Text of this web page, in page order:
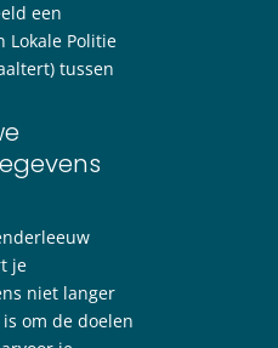
een
Lokale Politie
tussen
je
niet langer
om de doelen